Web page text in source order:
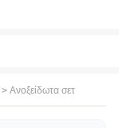
> Ανοξείδωτα σετ